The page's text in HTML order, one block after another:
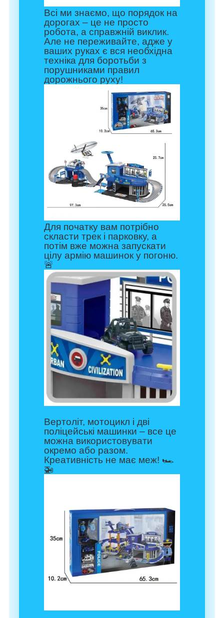
Всі ми знаємо, що порядок на
дорогах – це не просто
робота, а справжній виклик.
Але не переживайте, адже у
ваших руках є вся необхідна
техніка для боротьби з
порушниками правил
дорожнього руху!
Для початку вам потрібно
скласти трек і парковку, а
потім вже можна запускати
цілу армію машинок у погоню.
🚨
Вертоліт, мотоцикл і дві
поліцейські машинки – все це
можна використовувати
окремо або разом.
Креативність не має меж! 🏎️
🚁